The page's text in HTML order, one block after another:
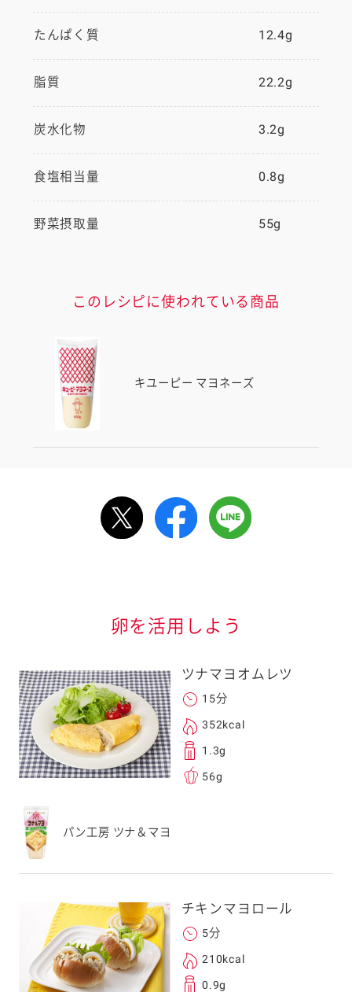
たんぱく質 12.4g
脂質 22.2g
炭水化物 3.2g
食塩相当量 0.8g
野菜摂取量 55g
このレシピに使われている商品
キユーピー マヨネーズ
信する事ができ
身以外の方に送
旦ご自身で受け
転送していただけ
卵を活用しよう
ツナマヨオムレツ
15分
352kcal
1.3g
56g
パン工房 ツナ＆マヨ
チキンマヨロール
5分
210kcal
0.9g